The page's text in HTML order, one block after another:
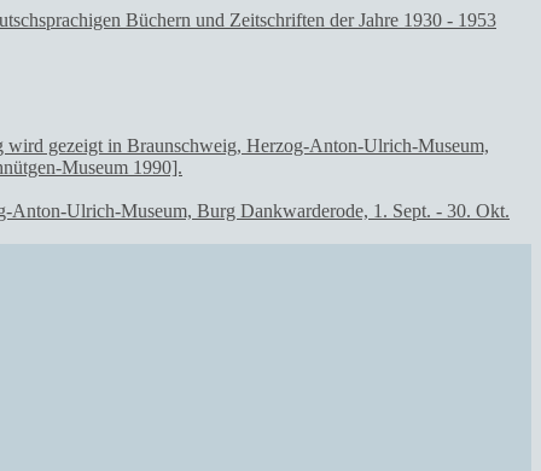
Anton-Ulrich-Museum, Burg Dankwarderode, 1. Sept. - 30. Okt.